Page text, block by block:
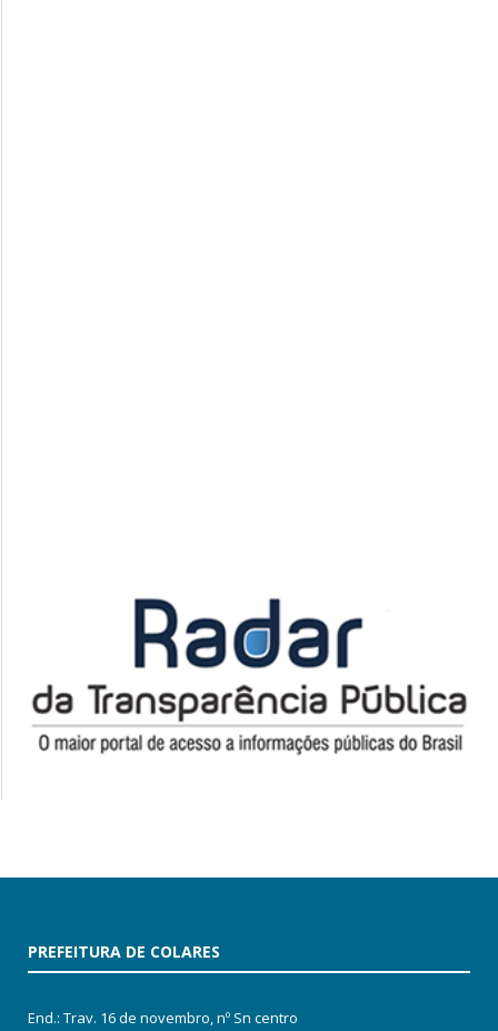
PREFEITURA DE COLARES
End.: Trav. 16 de novembro, nº Sn centro